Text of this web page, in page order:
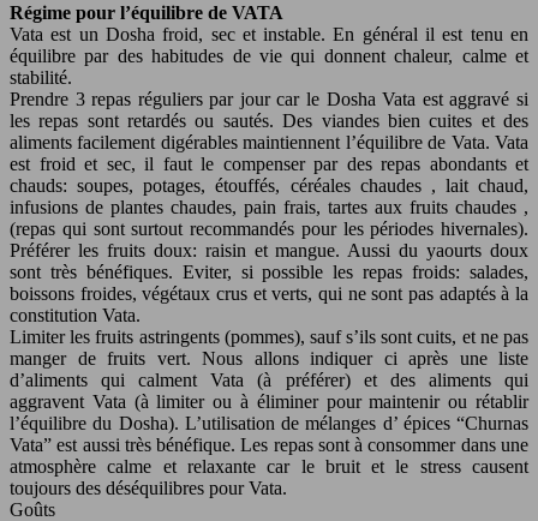
Régime pour l’équilibre de VATA
Vata est un Dosha froid, sec et instable. En général il est tenu en
équilibre par des habitudes de vie qui donnent chaleur, calme et
stabilité.
Prendre 3 repas réguliers par jour car le Dosha Vata est aggravé si
les repas sont retardés ou sautés. Des viandes bien cuites et des
aliments facilement digérables maintiennent l’équilibre de Vata. Vata
est froid et sec, il faut le compenser par des repas abondants et
chauds: soupes, potages, étouffés, céréales chaudes , lait chaud,
infusions de plantes chaudes, pain frais, tartes aux fruits chaudes ,
(repas qui sont surtout recommandés pour les périodes hivernales).
Préférer les fruits doux: raisin et mangue. Aussi du yaourts doux
sont très bénéfiques. Eviter, si possible les repas froids: salades,
boissons froides, végétaux crus et verts, qui ne sont pas adaptés à la
constitution Vata.
Limiter les fruits astringents (pommes), sauf s’ils sont cuits, et ne pas
manger de fruits vert. Nous allons indiquer ci après une liste
d’aliments qui calment Vata (à préférer) et des aliments qui
aggravent Vata (à limiter ou à éliminer pour maintenir ou rétablir
l’équilibre du Dosha). L’utilisation de mélanges d’ épices “Churnas
Vata” est aussi très bénéfique. Les repas sont à consommer dans une
atmosphère calme et relaxante car le bruit et le stress causent
toujours des déséquilibres pour Vata.
Goûts